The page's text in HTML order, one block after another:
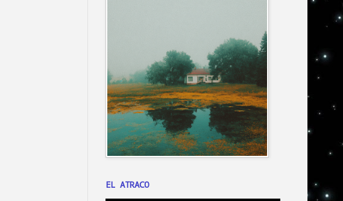
EL ATRACO